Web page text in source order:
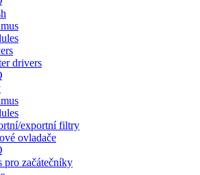
drivers
exportní filtry
ovladače
pro začátečníky